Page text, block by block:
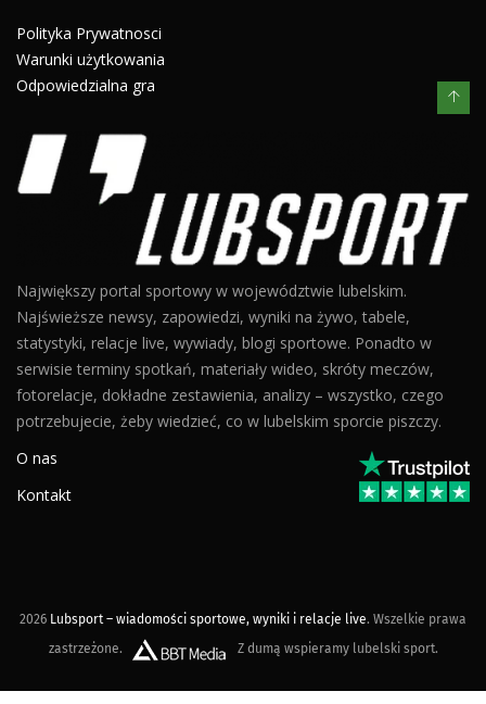
Polityka Prywatnosci
Warunki użytkowania
Odpowiedzialna gra
Największy portal sportowy w województwie lubelskim.
Najświeższe newsy, zapowiedzi, wyniki na żywo, tabele,
statystyki, relacje live, wywiady, blogi sportowe. Ponadto w
serwisie terminy spotkań, materiały wideo, skróty meczów,
fotorelacje, dokładne zestawienia, analizy – wszystko, czego
potrzebujecie, żeby wiedzieć, co w lubelskim sporcie piszczy.
O nas
Kontakt
2026 Lubsport – wiadomości sportowe, wyniki i relacje live. Wszelkie prawa
zastrzeżone.
Z dumą wspieramy lubelski sport.